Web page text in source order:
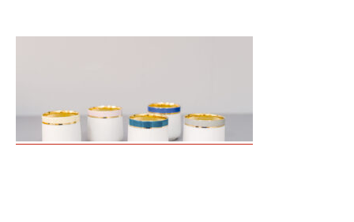
Aktuelle Kurstermine
Erwachsenenkurs